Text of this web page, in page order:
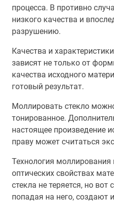
процесса. В противно
низкого качества и
разрушению.
Качества и
зависят не только от
качества исходного
готовый результат.
Моллировать стекло
тонированное.
настоящее произведение
праву может считаться
Технология моллирования
оптических свойствах
стекла не теряется, но вот
попадая на него, создают